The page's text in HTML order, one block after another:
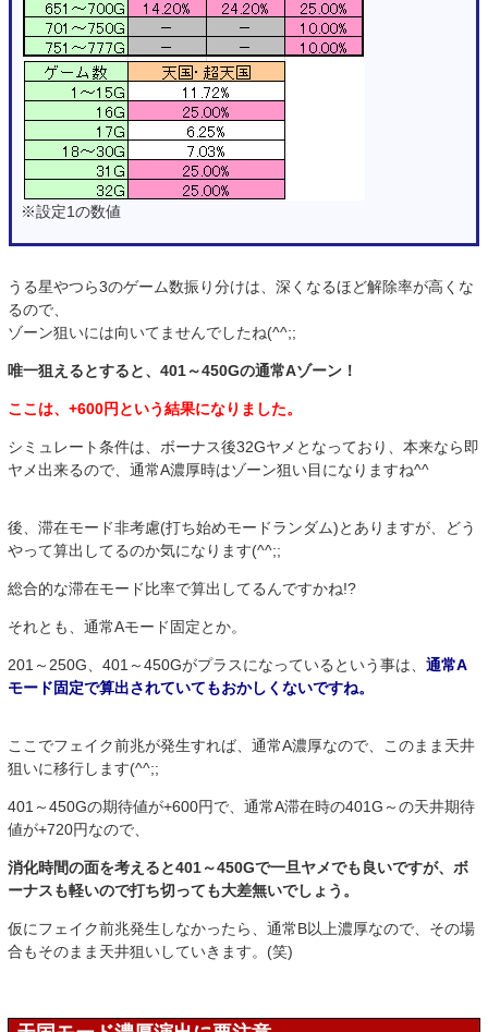
※設定1の数値
うる星やつら3のゲーム数振り分けは、深くなるほど解除率が高くな
るので、
ゾーン狙いには向いてませんでしたね(^^;;
唯一狙えるとすると、401～450Gの通常Aゾーン！
ここは、+600円という結果になりました。
シミュレート条件は、ボーナス後32Gヤメとなっており、本来なら即
ヤメ出来るので、通常A濃厚時はゾーン狙い目になりますね^^
後、滞在モード非考慮(打ち始めモードランダム)とありますが、どう
やって算出してるのか気になります(^^;;
総合的な滞在モード比率で算出してるんですかね!?
それとも、通常Aモード固定とか。
201～250G、401～450Gがプラスになっているという事は、 通常A
モード固定で算出されていてもおかしくないですね。
ここでフェイク前兆が発生すれば、通常A濃厚なので、このまま天井
狙いに移行します(^^;;
401～450Gの期待値が+600円で、通常A滞在時の401G～の天井期待
値が+720円なので、
消化時間の面を考えると401～450Gで一旦ヤメでも良いですが、ボ
ーナスも軽いので打ち切っても大差無いでしょう。
仮にフェイク前兆発生しなかったら、通常B以上濃厚なので、その場
合もそのまま天井狙いしていきます。(笑)